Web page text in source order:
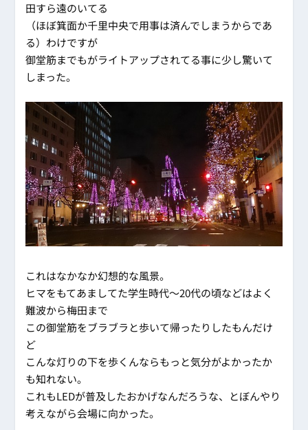
田すら遠のいてる
（ほぼ箕面か千里中央で用事は済んでしまうからであ
る）わけですが
御堂筋までもがライトアップされてる事に少し驚いて
しまった。
これはなかなか幻想的な風景。
ヒマをもてあましてた学生時代～20代の頃などはよく
難波から梅田まで
この御堂筋をブラブラと歩いて帰ったりしたもんだけ
ど
こんな灯りの下を歩くんならもっと気分がよかったか
も知れない。
これもLEDが普及したおかげなんだろうな、とぼんやり
考えながら会場に向かった。